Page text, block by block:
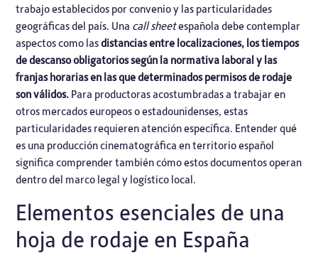
trabajo establecidos por convenio y las particularidades
geográficas del país. Una call sheetespañola debe contemplar
aspectos como lasdistancias entre localizaciones, los tiempos
de descanso obligatorios según la normativa laboral y las
franjas horarias en las que determinados permisos de rodaje
son válidos. Para productoras acostumbradas a trabajar en
otros mercados europeos o estadounidenses, estas
particularidades requieren atención específica. Entender qué
es una producción cinematográfica en territorio español
significa comprender también cómo estos documentos operan
dentro del marco legal y logístico local.
Elementos esenciales de una
hoja de rodaje en España